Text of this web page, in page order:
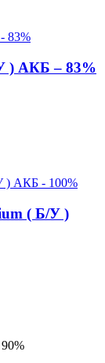
) АКБ – 83%
( Б/У )